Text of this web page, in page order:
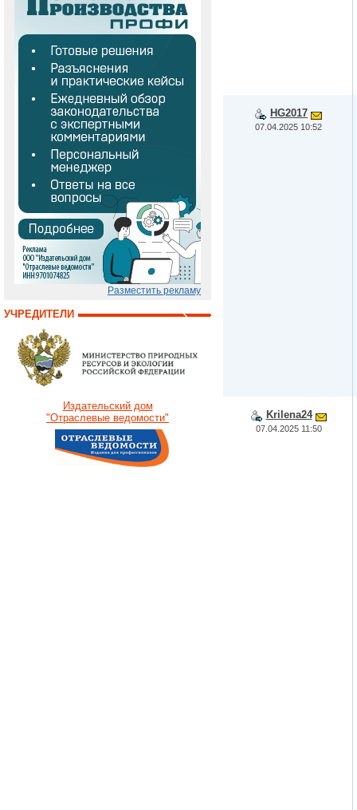
Разместить рекламу
УЧРЕДИТЕЛИ
Издательский дом
"Отраслевые ведомости"
HG2017
07.04.2025 10:52
Krilena24
07.04.2025 11:50